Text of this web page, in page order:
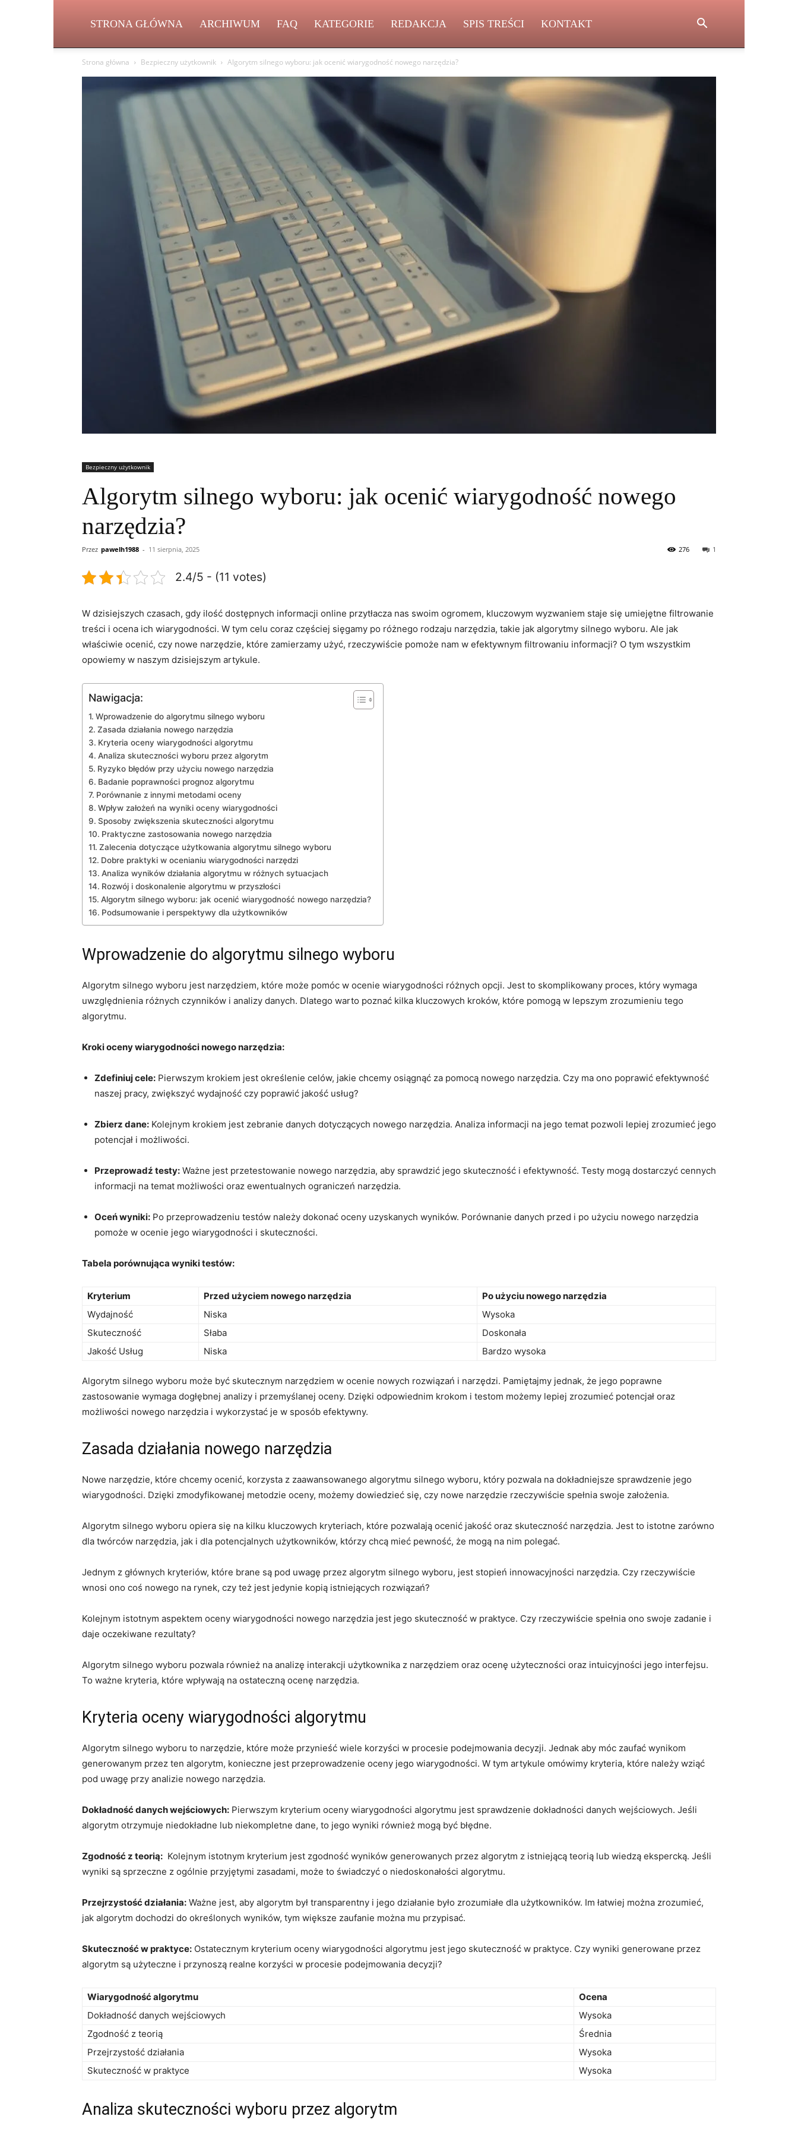
STRONA GŁÓWNA ARCHIWUM FAQ KATEGORIE REDAKCJA SPIS TREŚCI KONTAKT
Strona główna Bezpieczny użytkownik Algorytm silnego wyboru: jak ocenić wiarygodność nowego narzędzia?
Bezpieczny użytkownik
Algorytm silnego wyboru: jak ocenić wiarygodność nowego
narzędzia?
Przez pawelh1988 - 11 sierpnia, 2025 1
276
2.4/5 - (11 votes)
W dzisiejszych czasach, gdy ilość dostępnych informacji‌ online przytłacza ‍nas swoim ogromem, kluczowym wyzwaniem​ staje ‍się umiejętne⁢ filtrowanie
treści i ocena ich wiarygodności. ‍W tym‍ celu coraz częściej sięgamy po różnego rodzaju narzędzia, takie jak algorytmy silnego wyboru. Ale jak
właściwie ocenić, czy​ nowe narzędzie, które zamierzamy użyć,‌ rzeczywiście pomoże nam ​w efektywnym filtrowaniu informacji? O tym wszystkim
opowiemy w naszym dzisiejszym artykule.
Nawigacja:
Wprowadzenie ‌do algorytmu silnego ⁢wyboru
Zasada działania⁤ nowego‌ narzędzia
Kryteria ⁢oceny wiarygodności algorytmu
Analiza skuteczności⁤ wyboru ‍przez algorytm
Ryzyko błędów przy‍ użyciu ​nowego narzędzia
Badanie poprawności‌ prognoz algorytmu
Porównanie z innymi⁤ metodami ​oceny
Wpływ założeń na‌ wyniki oceny wiarygodności
Sposoby zwiększenia⁤ skuteczności algorytmu
Praktyczne zastosowania ⁢nowego ⁢narzędzia
Zalecenia dotyczące⁢ użytkowania algorytmu silnego wyboru
Dobre praktyki w ocenianiu wiarygodności‌ narzędzi
Analiza wyników ‍działania‌ algorytmu w różnych ​sytuacjach
Rozwój i doskonalenie algorytmu w przyszłości
Algorytm silnego⁢ wyboru: jak ocenić wiarygodność nowego narzędzia?
Podsumowanie i perspektywy dla użytkowników
Wprowadzenie ‌do algorytmu silnego ⁢wyboru
Algorytm silnego wyboru jest ⁤narzędziem, które może pomóc​ w ocenie wiarygodności różnych opcji. Jest to‍ skomplikowany​ proces, który wymaga
uwzględnienia różnych czynników i analizy⁣ danych. Dlatego warto poznać kilka kluczowych kroków, które pomogą ‌w lepszym zrozumieniu ​tego
algorytmu.
Kroki oceny‌ wiarygodności nowego narzędzia:
Zdefiniuj cele: ​Pierwszym krokiem jest⁤ określenie celów, jakie chcemy osiągnąć⁢ za pomocą nowego narzędzia. ⁢Czy ma ono poprawić efektywność
naszej pracy, zwiększyć wydajność czy poprawić jakość⁢ usług?
Zbierz dane: Kolejnym krokiem jest zebranie danych dotyczących nowego narzędzia. Analiza informacji na jego temat pozwoli lepiej⁣ zrozumieć jego
potencjał i możliwości.
Przeprowadź testy: Ważne jest przetestowanie ⁢nowego narzędzia, aby sprawdzić jego skuteczność i ​efektywność. Testy mogą dostarczyć cennych
informacji na​ temat możliwości oraz‌ ewentualnych ograniczeń narzędzia.
Oceń wyniki: Po przeprowadzeniu ⁣testów należy⁢ dokonać​ oceny uzyskanych⁢ wyników. Porównanie‍ danych przed i po ⁣użyciu‍ nowego narzędzia
pomoże w ocenie jego​ wiarygodności i skuteczności.
Tabela porównująca ‍wyniki ⁢testów:
Kryterium Przed użyciem nowego narzędzia
Po⁤ użyciu nowego narzędzia
Wydajność
Niska
Wysoka
Skuteczność
Słaba
Doskonała
Jakość Usług
Niska Bardzo wysoka
Algorytm‍ silnego ‌wyboru może być skutecznym ⁣narzędziem w ocenie nowych rozwiązań i⁤ narzędzi. Pamiętajmy ​jednak, że jego poprawne
zastosowanie⁣ wymaga dogłębnej ⁢analizy i przemyślanej ⁤oceny. Dzięki‍ odpowiednim krokom ⁤i‍ testom możemy lepiej zrozumieć potencjał oraz
możliwości nowego ‌narzędzia i wykorzystać ‍je w sposób efektywny.
Zasada działania⁤ nowego‌ narzędzia
Nowe narzędzie, ​które chcemy ocenić, korzysta z zaawansowanego algorytmu ⁢silnego wyboru, który pozwala ‍na dokładniejsze sprawdzenie jego
wiarygodności.‌ Dzięki zmodyfikowanej ⁣metodzie oceny, możemy dowiedzieć się, czy nowe narzędzie rzeczywiście spełnia swoje założenia.
Algorytm silnego wyboru opiera⁢ się na kilku kluczowych kryteriach, ‍które pozwalają ‍ocenić jakość oraz skuteczność narzędzia.‍ Jest to istotne​ zarówno
dla twórców narzędzia, jak i dla potencjalnych użytkowników, którzy chcą mieć pewność, że mogą na nim polegać.
Jednym z głównych kryteriów, które brane są pod uwagę przez algorytm⁤ silnego wyboru, jest stopień innowacyjności⁢ narzędzia. Czy rzeczywiście​
wnosi ono coś nowego na rynek,⁣ czy też jest jedynie kopią istniejących⁣ rozwiązań?
Kolejnym istotnym aspektem oceny wiarygodności ​nowego‌ narzędzia jest jego skuteczność w praktyce.‍ Czy rzeczywiście ⁣spełnia ono swoje⁢ zadanie i ​
daje oczekiwane rezultaty?
Algorytm silnego wyboru pozwala również na analizę ​interakcji ⁢użytkownika z narzędziem oraz ocenę użyteczności oraz ‍intuicyjności jego interfejsu.
To ważne kryteria, które wpływają na ostateczną ocenę narzędzia.
Kryteria ⁢oceny wiarygodności algorytmu
Algorytm silnego wyboru to ‍narzędzie, które może‌ przynieść wiele korzyści w procesie​ podejmowania decyzji. Jednak aby móc zaufać wynikom‌
generowanym przez ten‍ algorytm, konieczne jest przeprowadzenie oceny jego‌ wiarygodności. W ⁢tym artykule omówimy kryteria, które należy wziąć
‍pod uwagę ‌przy analizie ⁢nowego narzędzia.
Dokładność danych wejściowych: Pierwszym kryterium ​oceny wiarygodności ⁢algorytmu jest sprawdzenie ⁤dokładności danych wejściowych. Jeśli
algorytm ​otrzymuje niedokładne lub niekompletne dane,⁣ to jego wyniki ⁣również mogą być błędne.
Zgodność z teorią: ⁤ Kolejnym istotnym kryterium⁢ jest zgodność wyników generowanych⁣ przez algorytm z istniejącą teorią lub wiedzą ekspercką. Jeśli
wyniki są sprzeczne z​ ogólnie‌ przyjętymi zasadami, ⁣może to ⁣świadczyć o niedoskonałości⁣ algorytmu.
Przejrzystość działania: Ważne ⁢jest, aby algorytm był transparentny i jego działanie było zrozumiałe ‌dla użytkowników. Im łatwiej można zrozumieć,
jak algorytm⁣ dochodzi‍ do ⁢określonych wyników, tym większe zaufanie można mu przypisać.
Skuteczność w praktyce: Ostatecznym kryterium oceny ‍wiarygodności algorytmu jest jego skuteczność w praktyce. Czy wyniki generowane przez
algorytm są ​użyteczne i przynoszą realne korzyści w ⁢procesie ⁢podejmowania decyzji?
Wiarygodność algorytmu
Ocena
Dokładność danych ‌wejściowych
Wysoka
Zgodność z teorią
Średnia
Przejrzystość⁣ działania
Wysoka
Skuteczność w praktyce
Wysoka
Analiza skuteczności⁤ wyboru ‍przez algorytm